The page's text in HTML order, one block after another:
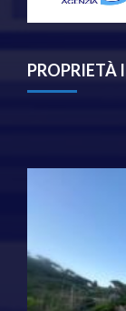
PROPRIETÀ